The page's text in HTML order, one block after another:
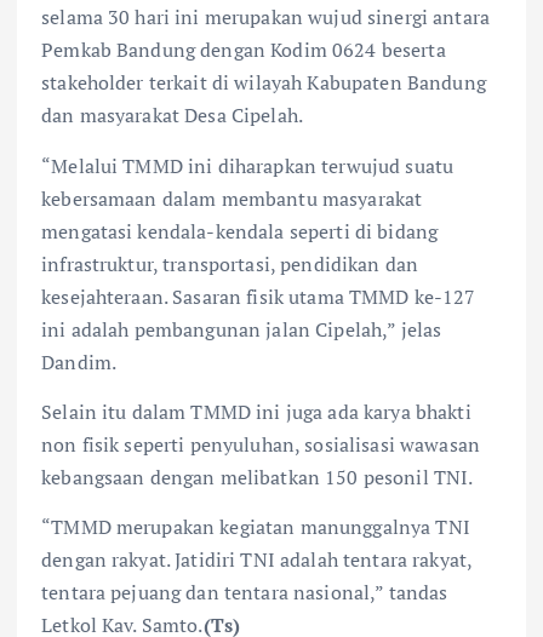
selama 30 hari ini merupakan wujud sinergi antara
Pemkab Bandung dengan Kodim 0624 beserta
stakeholder terkait di wilayah Kabupaten Bandung
dan masyarakat Desa Cipelah.
“Melalui TMMD ini diharapkan terwujud suatu
kebersamaan dalam membantu masyarakat
mengatasi kendala-kendala seperti di bidang
infrastruktur, transportasi, pendidikan dan
kesejahteraan. Sasaran fisik utama TMMD ke-127
ini adalah pembangunan jalan Cipelah,” jelas
Dandim.
Selain itu dalam TMMD ini juga ada karya bhakti
non fisik seperti penyuluhan, sosialisasi wawasan
kebangsaan dengan melibatkan 150 pesonil TNI.
“TMMD merupakan kegiatan manunggalnya TNI
dengan rakyat. Jatidiri TNI adalah tentara rakyat,
tentara pejuang dan tentara nasional,” tandas
Letkol Kav. Samto.(Ts)